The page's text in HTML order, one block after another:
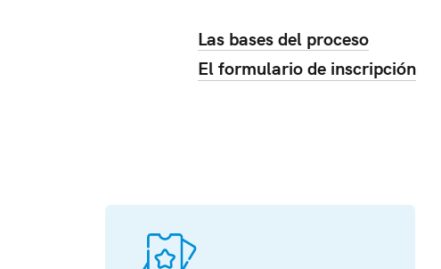
Las bases del proceso
El formulario de inscripción